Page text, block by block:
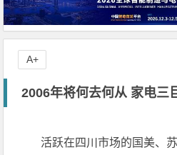
2006年将何去何从 家电三
活跃在四川市场的国美、
A+